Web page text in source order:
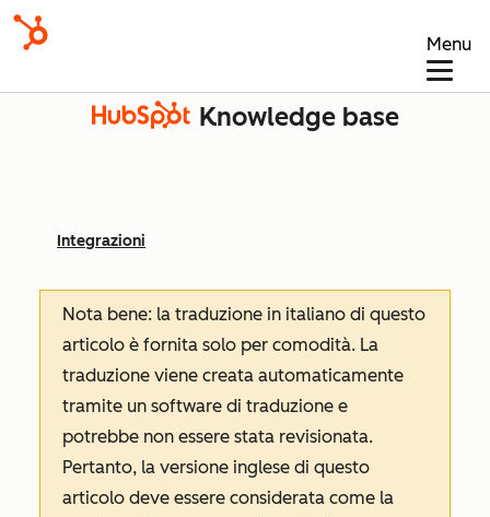
Menu
Knowledge base
Integrazioni
Nota bene: la traduzione in italiano di questo
articolo è fornita solo per comodità. La
traduzione viene creata automaticamente
tramite un software di traduzione e
potrebbe non essere stata revisionata.
Pertanto, la versione inglese di questo
articolo deve essere considerata come la